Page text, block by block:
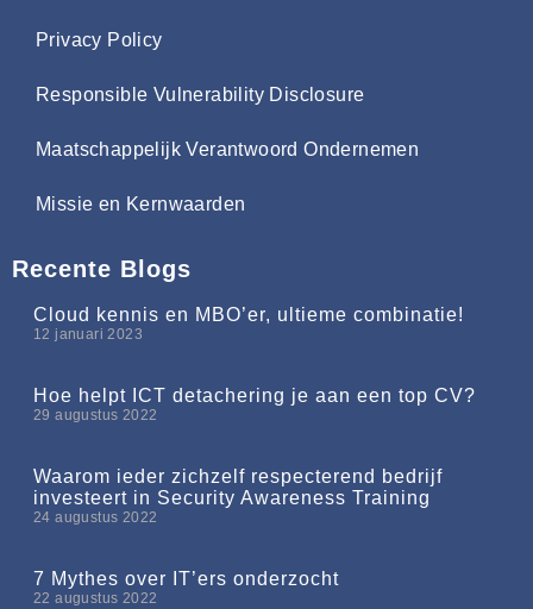
Privacy Policy
Responsible Vulnerability Disclosure
Maatschappelijk Verantwoord Ondernemen
Missie en Kernwaarden
Recente Blogs
Cloud kennis en MBO’er, ultieme combinatie!
12 januari 2023
Hoe helpt ICT detachering je aan een top CV?
29 augustus 2022
Waarom ieder zichzelf respecterend bedrijf
investeert in Security Awareness Training
24 augustus 2022
7 Mythes over IT’ers onderzocht
22 augustus 2022